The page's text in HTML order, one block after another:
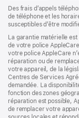
une
nouvelle
fenêtre)
Des frais d’appels
de téléphone et les
susceptibles d’être
La garantie matérielle
de votre police
votre police AppleCare
réparation ou de
votre appareil, de la
Centres de Services
demandée. La
fonction des zones
réparation est possible,
de remplacer votre